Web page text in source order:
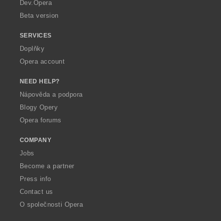
Dev.Opera
Beta version
SERVICES
Doplňky
Opera account
NEED HELP?
Nápověda a podpora
Blogy Opery
Opera forums
COMPANY
Jobs
Become a partner
Press info
Contact us
O společnosti Opera